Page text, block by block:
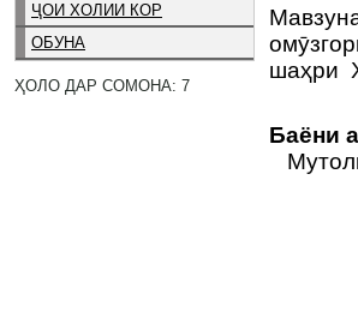
ҶОИ ХОЛИИ КОР
ОБУНА
ҲОЛО ДАР СОМОНА: 7
шаҳри
Баёни